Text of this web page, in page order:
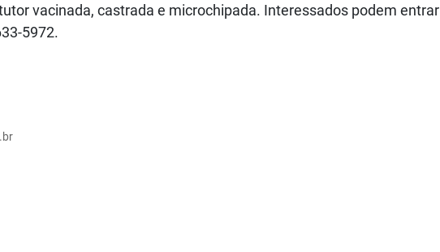
vacinada, castrada e microchipada. Interessados podem entrar
5972.